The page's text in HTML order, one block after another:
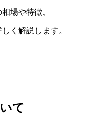
場や特徴、
く解説します。
て